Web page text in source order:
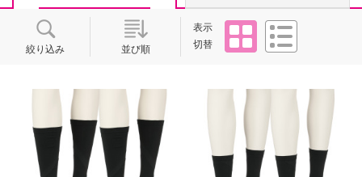
絞り込み 並び順
表示
切替
タイル